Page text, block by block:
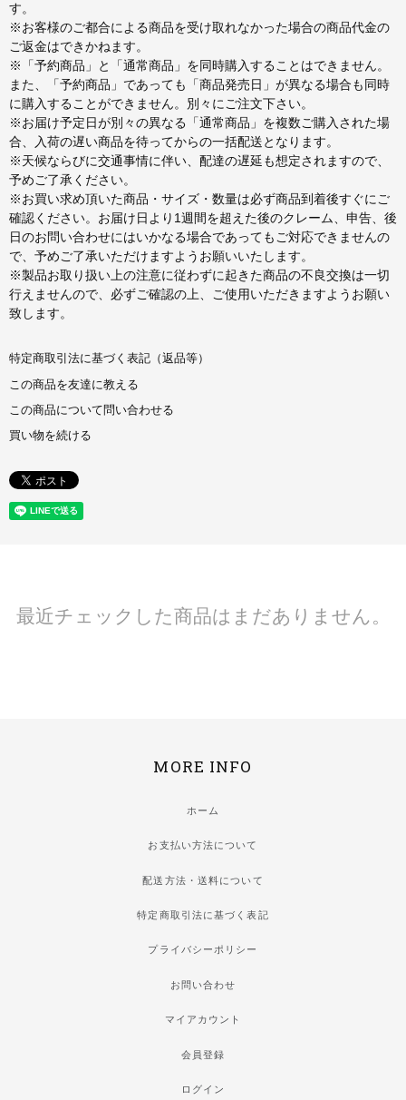
す。
※お客様のご都合による商品を受け取れなかった場合の商品代金の
ご返金はできかねます。
※「予約商品」と「通常商品」を同時購入することはできません。
また、「予約商品」であっても「商品発売日」が異なる場合も同時
に購入することができません。別々にご注文下さい。
※お届け予定日が別々の異なる「通常商品」を複数ご購入された場
合、入荷の遅い商品を待ってからの一括配送となります。
※天候ならびに交通事情に伴い、配達の遅延も想定されますので、
予めご了承ください。
※お買い求め頂いた商品・サイズ・数量は必ず商品到着後すぐにご
確認ください。お届け日より1週間を超えた後のクレーム、申告、後
日のお問い合わせにはいかなる場合であってもご対応できませんの
で、予めご了承いただけますようお願いいたします。
※製品お取り扱い上の注意に従わずに起きた商品の不良交換は一切
行えませんので、必ずご確認の上、ご使用いただきますようお願い
致します。
特定商取引法に基づく表記（返品等）
この商品を友達に教える
この商品について問い合わせる
買い物を続ける
最近チェックした商品はまだありません。
MORE INFO
ホーム
お支払い方法について
配送方法・送料について
特定商取引法に基づく表記
プライバシーポリシー
お問い合わせ
マイアカウント
会員登録
ログイン